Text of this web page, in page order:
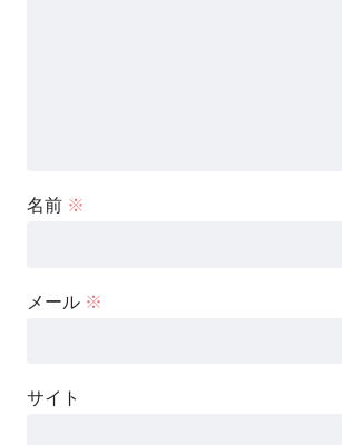
名前 ※
メール ※
サイト